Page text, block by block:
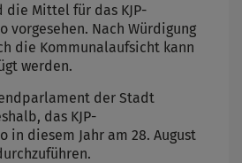
Mittel für das KJP-
vorgesehen. Nach Würdigung
die Kommunalaufsicht kann
werden.
der Stadt
das KJP-
in diesem Jahr am 28. August